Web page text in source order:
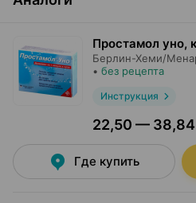
Простамол уно,
Берлин-Хеми/
• без рецепта
Инструкция
22,50 — 38,84
Где купить